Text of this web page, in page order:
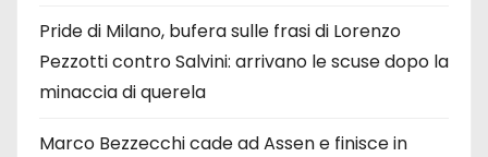
Pride di Milano, bufera sulle frasi di Lorenzo
Pezzotti contro Salvini: arrivano le scuse dopo la
minaccia di querela
Marco Bezzecchi cade ad Assen e finisce in